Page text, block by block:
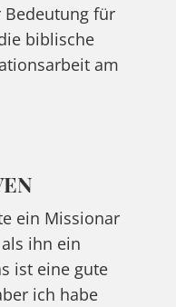
Bedeutung für
biblische
am
ein Missionar
ihn ein
ist eine gute
ich habe